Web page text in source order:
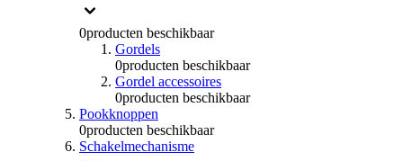
0producten beschikbaar
Gordels
0producten beschikbaar
Gordel accessoires
0producten beschikbaar
Pookknoppen
0producten beschikbaar
Schakelmechanisme